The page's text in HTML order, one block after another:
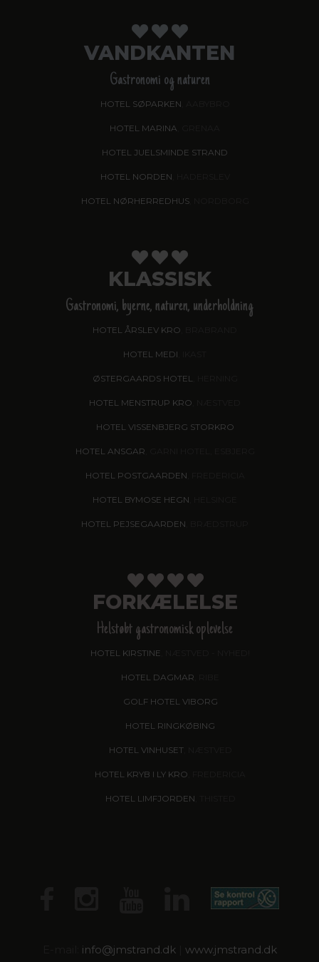
VANDKANTEN
Gastronomi og naturen
HOTEL SØPARKEN
HOTEL MARINA
HOTEL JUELSMINDE STRAND
HOTEL NORDEN
HOTEL NØRHERREDHUS, NORDBORG
KLASSISK
Gastronomi, byerne, naturen, underholdning
HOTEL ÅRSLEV KRO
HOTEL MEDI
ØSTERGAARDS HOTEL, HERNING
HOTEL MENSTRUP KRO
HOTEL VISSENBJERG STORKRO
HOTEL ANSGAR
HOTEL POSTGAARDEN
HOTEL BYMOSE HEGN
HOTEL PEJSEGAARDEN
FORKÆLELSE
Helstøbt gastronomisk oplevelse
HOTEL KIRSTINE
HOTEL DAGMAR
GOLF HOTEL VIBORG
HOTEL RINGKØBING
HOTEL VINHUSET, NÆSTVED
HOTEL KRYB I LY KRO
HOTEL LIMFJORDEN
info@jmstrand.dk| www.jmstrand.dk